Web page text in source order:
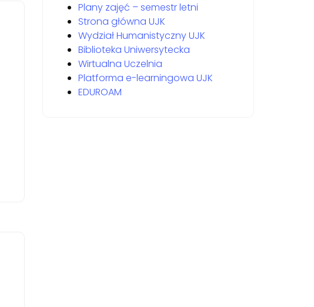
Plany zajęć – semestr letni
Strona główna UJK
Wydział Humanistyczny UJK
Biblioteka Uniwersytecka
Wirtualna Uczelnia
Platforma e-learningowa UJK
EDUROAM